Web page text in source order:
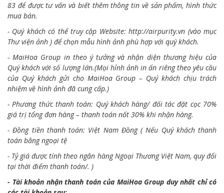
83 để được tư vấn và biết thêm thông tin về sản phẩm, hình thức
mua bán.
- Quý khách có thể truy cập Website:http://airpurity.vn (vào mục
Thư viện ảnh ) để chọn mẫu hình ảnh phù hợp với quý khách.
- MaiHoa Group in theo ý tưởng và nhận diện thương hiệu của
Quý khách với số lượng lớn.(Mọi hỉnh ảnh in ấn riêng theo yêu cầu
của Quý khách gửi cho MaiHoa Group – Quý khách chịu trách
nhiệm về hình ảnh đã cung cấp.)
- Phương thức thanh toán: Quý khách hàng/ đối tác đặt cọc 70%
giá trị tổng đơn hàng – thanh toán nốt 30% khi nhận hàng.
- Đồng tiền thanh toán: Việt Nam Đồng ( Nếu Quý khách thanh
toán bằng ngoại tệ
- Tỷ giá được tính theo ngân hàng Ngoại Thương Việt Nam, quy đổi
tại thời điểm thanh toán/. )
- Tài khoản nhận thanh toán của MaiHoa Group duy nhất chỉ có